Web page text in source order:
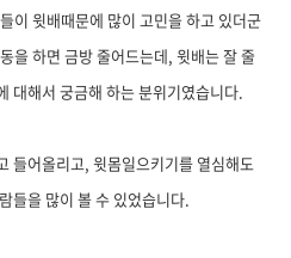
이 윗배때문에 많이 고민을 하고 있더군
을 하면 금방 줄어드는데, 윗배는 잘 줄
대해서 궁금해 하는 분위기였습니다.
들어올리고, 윗몸일으키기를 열심해도
들을 많이 볼 수 있었습니다.